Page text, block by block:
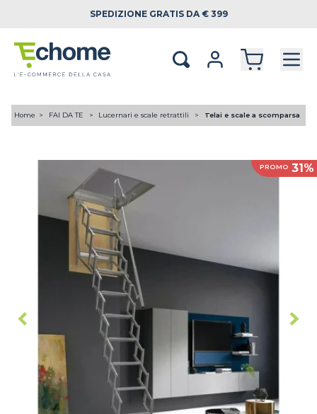
SPEDIZIONE GRATIS DA € 399
Home FAI DA TE Lucernari e scale retrattili Telai e scale a scomparsa
PROMO 31%